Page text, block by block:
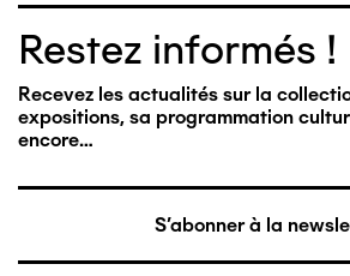
Restez informés !
Recevez les actualités sur la
expositions, sa programmation
encore…
S'abonner à la